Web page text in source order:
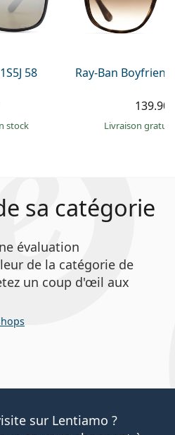
58
stock
Ray-Ban
139.90
Livraison
sa catégorie
évaluation
de la catégorie de
un coup d'œil aux
sur Lentiamo ?